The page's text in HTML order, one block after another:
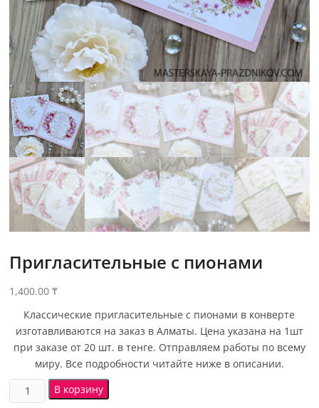
Пригласительные с пионами
1,400.00₸
Классические пригласительные с пионами в конверте
изготавливаются на заказ в Алматы. Цена указана на 1шт
при заказе от 20 шт. в тенге. Отправляем работы по всему
миру. Все подробности читайте ниже в описании.
В корзину